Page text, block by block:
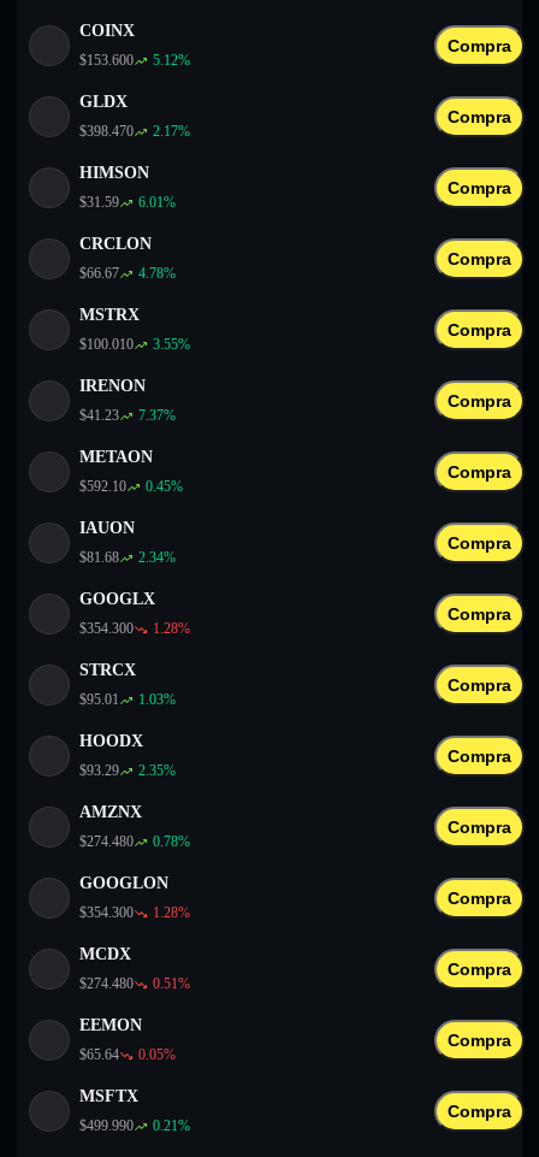
COINX
$153.600 5.12%
Compra
GLDX
$398.470 2.17%
Compra
HIMSON
$31.59 6.01%
Compra
CRCLON
$66.67 4.78%
Compra
MSTRX
$100.010 3.55%
Compra
IRENON
$41.23 7.37%
Compra
METAON
$592.10 0.45%
Compra
IAUON
$81.68 2.34%
Compra
GOOGLX
$354.300 1.28%
Compra
STRCX
$95.01 1.03%
Compra
HOODX
$93.29 2.35%
Compra
AMZNX
$274.480 0.78%
Compra
GOOGLON
$354.300 1.28%
Compra
MCDX
$274.480 0.51%
Compra
EEMON
$65.64 0.05%
Compra
MSFTX
$499.990 0.21%
Compra